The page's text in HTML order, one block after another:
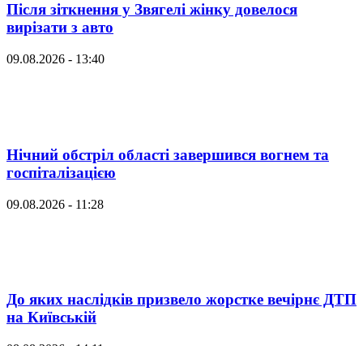
Після зіткнення у Звягелі жінку довелося
вирізати з авто
09.08.2026 - 13:40
Нічний обстріл області завершився вогнем та
госпіталізацією
09.08.2026 - 11:28
До яких наслідків призвело жорстке вечірнє ДТП
на Київській